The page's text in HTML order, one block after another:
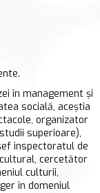
în management şi
socială, aceştia
organizator
superioare),
inspectoratul de
cercetător
culturii,
în domeniul